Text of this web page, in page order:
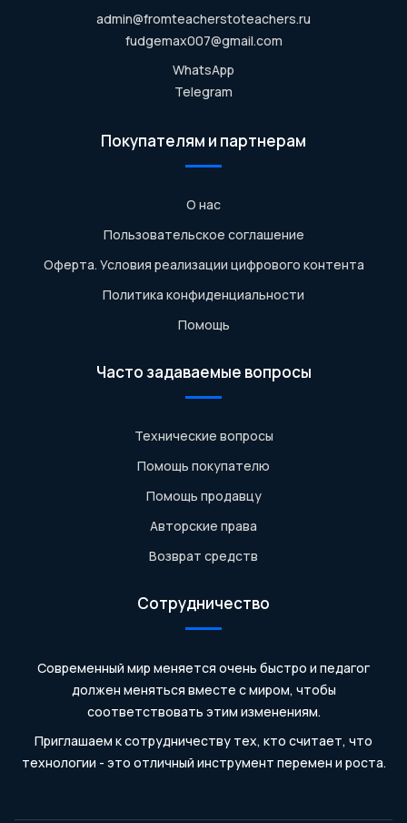
admin@fromteacherstoteachers.ru
fudgemax007@gmail.com
WhatsApp
Telegram
Покупателям и партнерам
О нас
Пользовательское соглашение
Оферта. Условия реализации цифрового контента
Политика конфиденциальности
Помощь
Часто задаваемые вопросы
Технические вопросы
Помощь покупателю
Помощь продавцу
Авторские права
Возврат средств
Сотрудничество
Современный мир меняется очень быстро и педагог
должен меняться вместе с миром, чтобы
соответствовать этим изменениям.
Приглашаем к сотрудничеству тех, кто считает, что
технологии - это отличный инструмент перемен и роста.